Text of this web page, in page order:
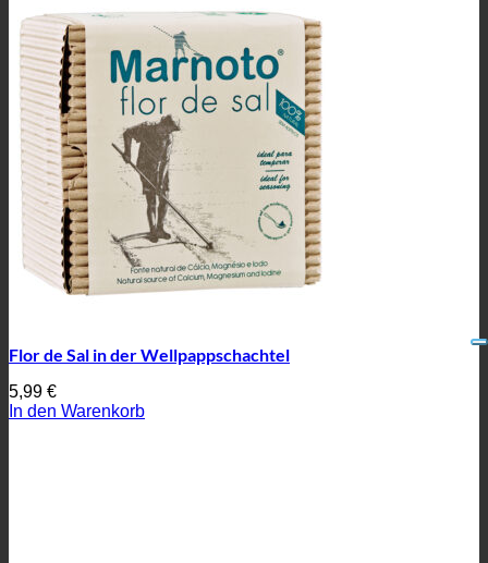
Flor de Sal in der Wellpappschachtel
5,99 €
In den Warenkorb